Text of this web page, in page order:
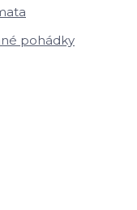
pohádky